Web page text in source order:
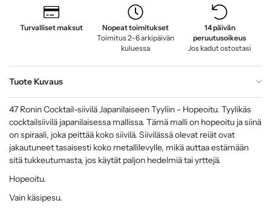
Turvalliset maksut
Nopeat toimitukset
Toimitus 2–6 arkipäivän
kuluessa
14 päivän
peruutusoikeus
Jos kadut ostostasi
Tuote Kuvaus
47 Ronin Cocktail-siivilä Japanilaiseen Tyyliin - Hopeoitu. Tyylikäs
cocktailsiivilä japanilaisessa mallissa. Tämä malli on hopeoitu ja siinä
on spiraali, joka peittää koko siivilä. Siivilässä olevat reiät ovat
jakautuneet tasaisesti koko metallilevylle, mikä auttaa estämään
sitä tukkeutumasta, jos käytät paljon hedelmiä tai yrttejä.
Hopeoitu.
Vain käsipesu.